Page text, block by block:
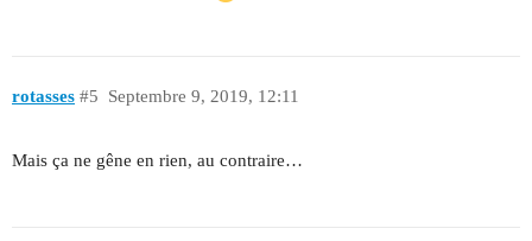
rotasses Septembre 9, 2019, 12:11
#5
Mais ça ne gêne en rien, au contraire…